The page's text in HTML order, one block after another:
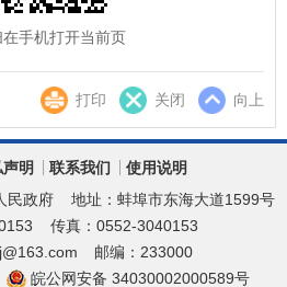
手机打开当前页
打印 关闭 向上
声明 联系我们
使用说明
民政府
地址：蚌埠市东海大道1599号
传真：0552-3040153
邮编：233000
皖公网安备 34030002000589号